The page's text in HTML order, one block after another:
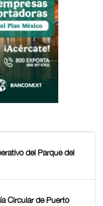
del Parque del
Circular de Puerto